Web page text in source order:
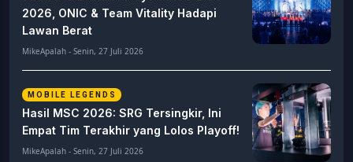
2026, ONIC & Team Vitality Hadapi
Lawan Berat
MikeApalah - Senin, 27 Juli 2026
MOBILE LEGENDS
Hasil MSC 2026: SRG Tersingkir, Ini
Empat Tim Terakhir yang Lolos Playoff!
MikeApalah - Senin, 27 Juli 2026